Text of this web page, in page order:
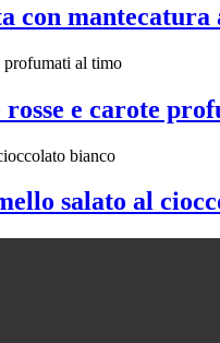
con mantecatura
e carote
salato al